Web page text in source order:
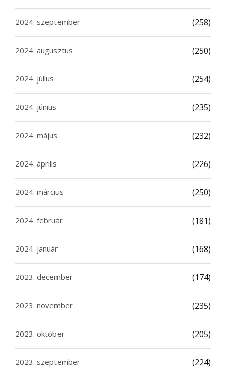
2024. szeptember (258)
2024. augusztus (250)
2024. július (254)
2024. június (235)
2024. május (232)
2024. április (226)
2024. március (250)
2024. február (181)
2024. január (168)
2023. december (174)
2023. november (235)
2023. október (205)
2023. szeptember (224)